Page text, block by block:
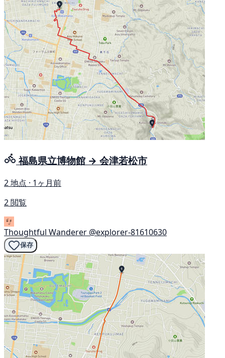
福島県立博物館 → 会津若松市
2 地点 · 1ヶ月前
2 閲覧
Thoughtful Wanderer @explorer-81610630
保存